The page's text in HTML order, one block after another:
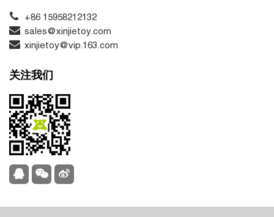
+86 15958212132
sales@xinjietoy.com
xinjietoy@vip.163.com
关注我们